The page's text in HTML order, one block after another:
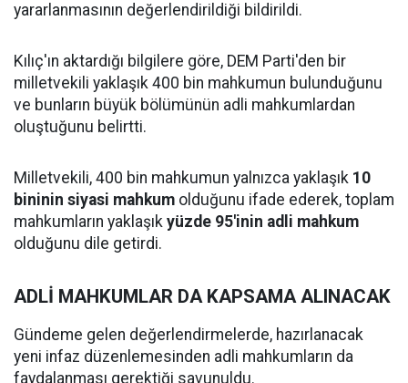
yararlanmasının değerlendirildiği bildirildi.
Kılıç'ın aktardığı bilgilere göre, DEM Parti'den bir
milletvekili yaklaşık 400 bin mahkumun bulunduğunu
ve bunların büyük bölümünün adli mahkumlardan
oluştuğunu belirtti.
Milletvekili, 400 bin mahkumun yalnızca yaklaşık 10
bininin siyasi mahkum olduğunu ifade ederek, toplam
mahkumların yaklaşık yüzde 95'inin adli mahkum
olduğunu dile getirdi.
ADLİ MAHKUMLAR DA KAPSAMA ALINACAK
Gündeme gelen değerlendirmelerde, hazırlanacak
yeni infaz düzenlemesinden adli mahkumların da
faydalanması gerektiği savunuldu.